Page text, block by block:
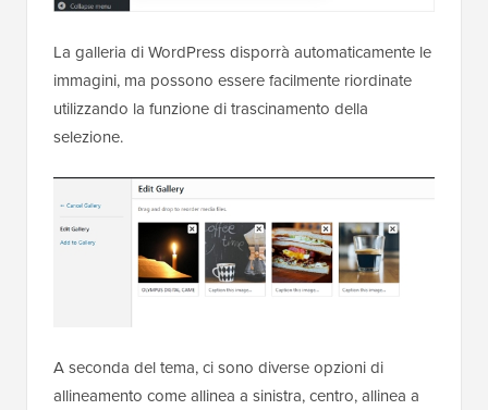
La galleria di WordPress disporrà automaticamente le
immagini, ma possono essere facilmente riordinate
utilizzando la funzione di trascinamento della
selezione.
A seconda del tema, ci sono diverse opzioni di
allineamento come allinea a sinistra, centro, allinea a